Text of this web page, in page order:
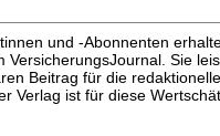
und -Abonnenten
VersicherungsJournal. Sie
Beitrag für die redaktionelle
Verlag ist für diese